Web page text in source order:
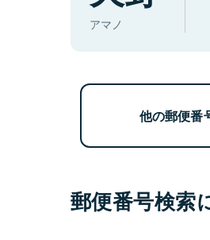
アマノ
他の郵便番
郵便番号検索